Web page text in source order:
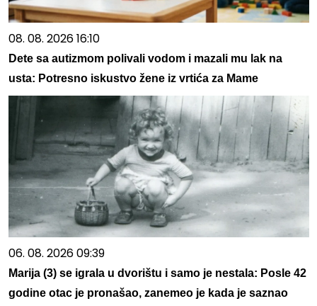
08. 08. 2026 16:10
Dete sa autizmom polivali vodom i mazali mu lak na
usta: Potresno iskustvo žene iz vrtića za Mame
06. 08. 2026 09:39
Marija (3) se igrala u dvorištu i samo je nestala: Posle 42
godine otac je pronašao, zanemeo je kada je saznao